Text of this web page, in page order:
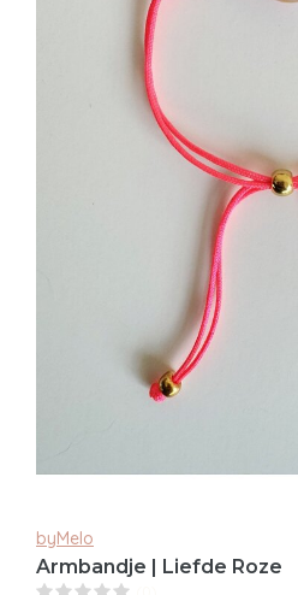
byMelo
Armbandje | Liefde Roze